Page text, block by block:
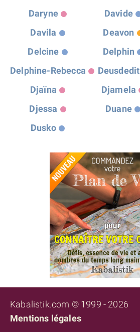
Daryne
Davide
Davila
Deavon
Delcine
Delphin
Delphine-Rebecca
Deusdedit
Djaïna
Djamela
Djessa
Duane
Dusko
Kabalistik.com © 1999 - 2026
Mentions légales